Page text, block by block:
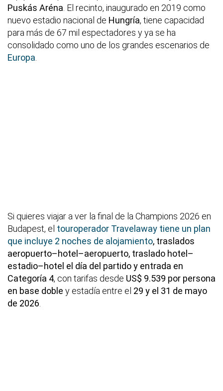
Puskás Aréna . El recinto, inaugurado en 2019 como
nuevo estadio nacional de Hungría, tiene capacidad
para más de 67 mil espectadores y ya se ha
consolidado como uno de los grandes escenarios de
Europa
Si quieres viajar a ver la final de la Champions 2026 en
Budapest, el touroperador Travelaway tiene un plan
que incluye 2 noches de alojamiento, traslados
aeropuerto–hotel–aeropuerto, traslado hotel–
estadio–hotel el día del partido y entrada en
Categoría 4, con tarifas desde US$ 9.539 por persona
en base doble y estadía entre el 29 y el 31 de mayo
de 2026